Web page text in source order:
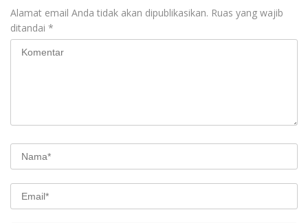
Alamat email Anda tidak akan dipublikasikan. Ruas yang wajib
ditandai *